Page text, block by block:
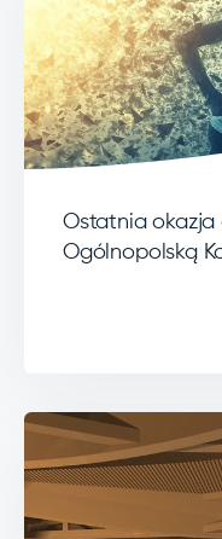
Ostatnia okazja
Ogólnopolską